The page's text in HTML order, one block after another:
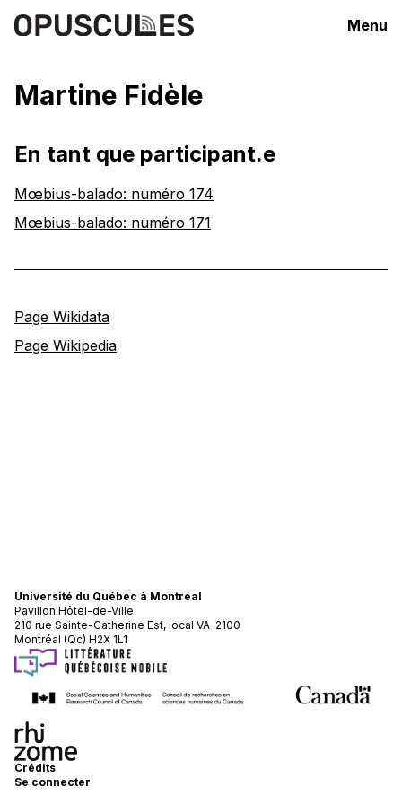
Menu
Martine Fidèle
En tant que participant.e
Mœbius-balado: numéro 174
Mœbius-balado: numéro 171
Page Wikidata
Page Wikipedia
Université du Québec à Montréal
Pavillon Hôtel-de-Ville
210 rue Sainte-Catherine Est, local VA-2100
Montréal (Qc) H2X 1L1
Crédits
Se connecter